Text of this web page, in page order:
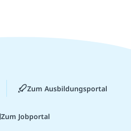
Zum Ausbildungsportal
Zum Jobportal